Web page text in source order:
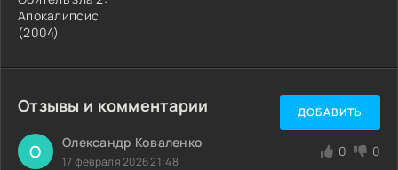
Апокалипсис
(2004)
Отзывы и комментарии ДОБАВИТЬ
О Олександр Коваленко
17 февраля 2026 21:48
0 0